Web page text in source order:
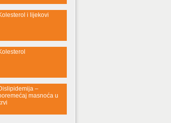
i lijekovi
–
masnoća u